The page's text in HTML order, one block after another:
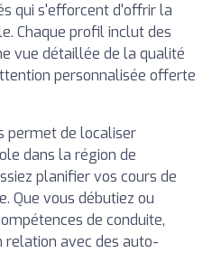
qui s'efforcent d'offrir la
Chaque profil inclut des
vue détaillée de la qualité
personnalisée offerte
permet de localiser
dans la région de
planifier vos cours de
Que vous débutiez ou
de conduite,
relation avec des auto-